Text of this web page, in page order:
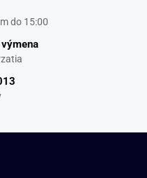
do 15:00